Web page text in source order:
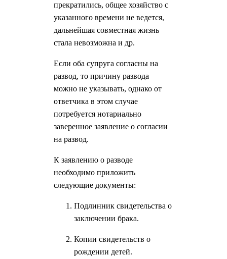
прекратились, общее хозяйство с
указанного времени не ведется,
дальнейшая совместная жизнь
стала невозможна и др.
Если оба супруга согласны на
развод, то причину развода
можно не указывать, однако от
ответчика в этом случае
потребуется нотариально
заверенное заявление о согласии
на развод.
К заявлению о разводе
необходимо приложить
следующие документы:
Подлинник свидетельства о
заключении брака.
Копии свидетельств о
рождении детей.